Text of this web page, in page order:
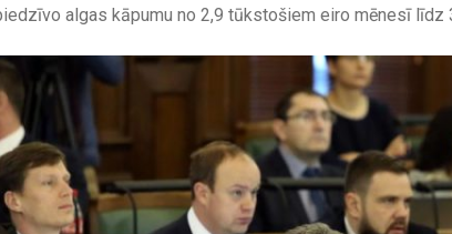
algas kāpumu no 2,9 tūkstošiem eiro mēnesī līdz